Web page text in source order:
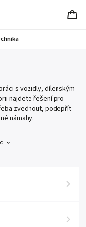
s vozidly, dílenským
najdete řešení pro
zvednout, podepřít
námahy.